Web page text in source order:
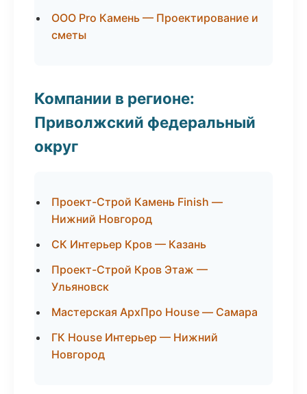
ООО Pro Камень — Проектирование и
сметы
Компании в регионе:
Приволжский федеральный
округ
Проект-Строй Камень Finish —
Нижний Новгород
СК Интерьер Кров — Казань
Проект-Строй Кров Этаж —
Ульяновск
Мастерская АрхПро House — Самара
ГК House Интерьер — Нижний
Новгород